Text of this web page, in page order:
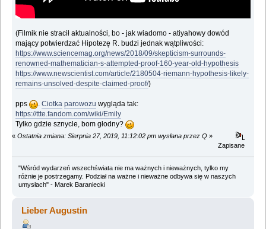
(Filmik nie stracił aktualności, bo - jak wiadomo - atiyahowy dowód
mający potwierdzać Hipotezę R. budzi jednak wątpliwości:
https://www.sciencemag.org/news/2018/09/skepticism-surrounds-
renowned-mathematician-s-attempted-proof-160-year-old-hypothesis
https://www.newscientist.com/article/2180504-riemann-hypothesis-likely-
remains-unsolved-despite-claimed-proof/)
pps .Ciotka parowozu wygląda tak:
https://ttte.fandom.com/wiki/Emily
Tylko gdzie sznycle, bom głodny?
« Ostatnia zmiana: Sierpnia 27, 2019, 11:12:02 pm wysłana przez Q »
Zapisane
"Wśród wydarzeń wszechświata nie ma ważnych i nieważnych, tylko my
różnie je postrzegamy. Podział na ważne i nieważne odbywa się w naszych
umysłach" - Marek Baraniecki
Lieber Augustin